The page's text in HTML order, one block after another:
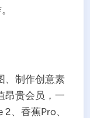
、制作创意素
昂贵会员，一
、香蕉Pro、